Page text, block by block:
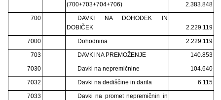
(700+703+704+706)
2.383.848
700
DAVKI NA DOHODEK IN
DOBIČEK
2.229.119
7000
Dohodnina
2.229.119
703
DAVKI NA PREMOŽENJE
140.853
7030
Davki na nepremičnine
104.640
7032
Davki na dediščine in darila
6.115
7033
Davki na promet nepremičnin in